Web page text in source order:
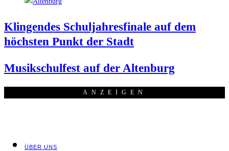
Klin­gen­des Schul­jah­res­fi­na­le auf dem
höchs­ten Punkt der Stadt
Musik­schul­fest auf der Altenburg
ANZEI­GEN
ÜBER UNS